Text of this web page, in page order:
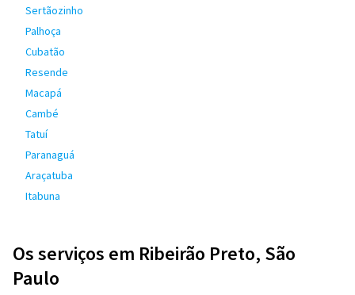
Sertãozinho
Palhoça
Cubatão
Resende
Macapá
Cambé
Tatuí
Paranaguá
Araçatuba
Itabuna
Os serviços em Ribeirão Preto, São
Paulo